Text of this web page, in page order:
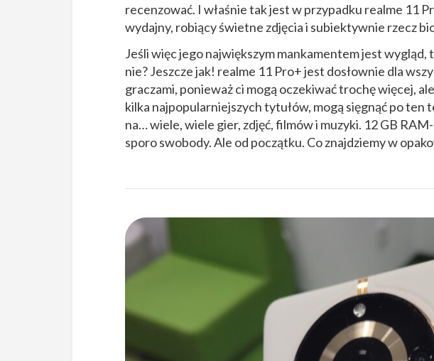
recenzować. I właśnie tak jest w przypadku realme 11
wydajny, robiący świetne zdjęcia i subiektywnie rzecz
Jeśli więc jego największym mankamentem jest wygląd,
nie? Jeszcze jak! realme 11 Pro+ jest dosłownie dla
graczami, ponieważ ci mogą oczekiwać trochę więcej,
kilka najpopularniejszych tytułów, mogą sięgnąć po ten
na… wiele, wiele gier, zdjęć, filmów i muzyki. 12 GB
sporo swobody. Ale od początku. Co znajdziemy w